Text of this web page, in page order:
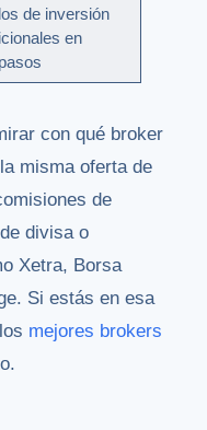
de inversión
en
con qué broker
misma oferta de
de
divisa o
Xetra, Borsa
Si estás en esa
mejores brokers